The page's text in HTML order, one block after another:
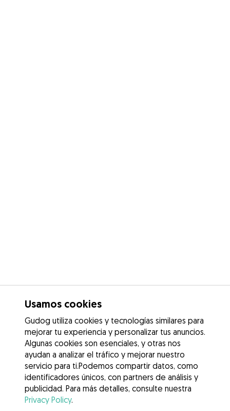
Usamos cookies
Gudog utiliza cookies y tecnologías similares para
mejorar tu experiencia y personalizar tus anuncios.
Algunas cookies son esenciales, y otras nos
ayudan a analizar el tráfico y mejorar nuestro
servicio para ti.Podemos compartir datos, como
identificadores únicos, con partners de análisis y
publicidad. Para más detalles, consulte nuestra
Privacy Policy.